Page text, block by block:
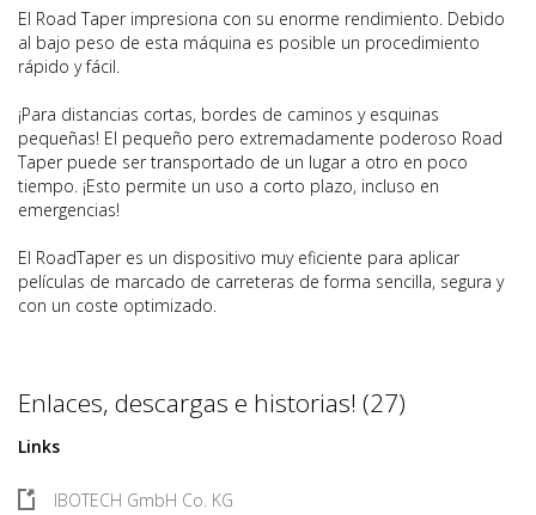
El Road Taper impresiona con su enorme rendimiento. Debido
al bajo peso de esta máquina es posible un procedimiento
rápido y fácil.
¡Para distancias cortas, bordes de caminos y esquinas
pequeñas! El pequeño pero extremadamente poderoso Road
Taper puede ser transportado de un lugar a otro en poco
tiempo. ¡Esto permite un uso a corto plazo, incluso en
emergencias!
El RoadTaper es un dispositivo muy eficiente para aplicar
películas de marcado de carreteras de forma sencilla, segura y
con un coste optimizado.
Enlaces, descargas e historias! (27)
Links
IBOTECH GmbH Co. KG